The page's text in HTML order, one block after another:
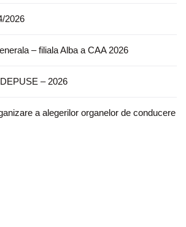
2026
– filiala Alba a CAA 2026
– 2026
a alegerilor organelor de conducere